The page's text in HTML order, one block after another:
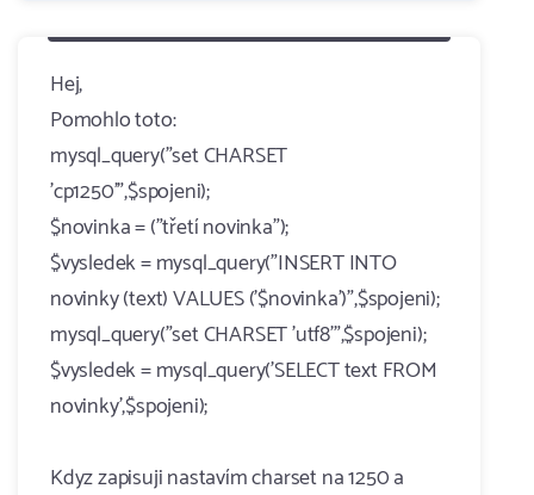
Hej,
Pomohlo toto:
mysql_query("set CHARSET
'cp1250'",$spojeni);
$novinka = ("třetí novinka");
$vysledek = mysql_query("INSERT INTO
novinky (text) VALUES ('$novinka')",$spojeni);
mysql_query("set CHARSET 'utf8'",$spojeni);
$vysledek = mysql_query('SELECT text FROM
novinky',$spojeni);
Kdyz zapisuji nastavím charset na 1250 a